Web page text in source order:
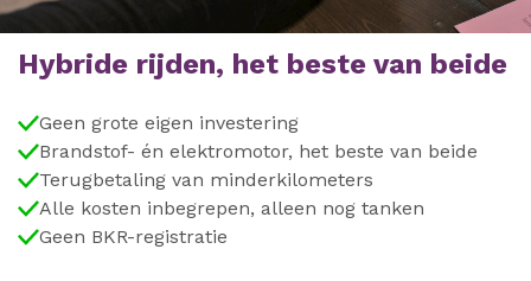
Hybride rijden, het beste van beide
Geen grote eigen investering
Brandstof- én elektromotor, het beste van beide
Terugbetaling van minderkilometers
Alle kosten inbegrepen, alleen nog tanken
Geen BKR-registratie